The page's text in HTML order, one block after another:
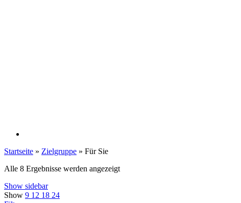
Startseite » Zielgruppe » Für Sie
Alle 8 Ergebnisse werden angezeigt
Show sidebar
Show 9 12 18 24